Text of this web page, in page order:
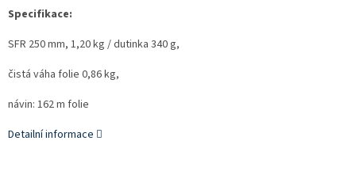
Specifikace:
SFR 250 mm, 1,20 kg / dutinka 340 g,
čistá váha folie 0,86 kg,
návin: 162 m folie
Detailní informace